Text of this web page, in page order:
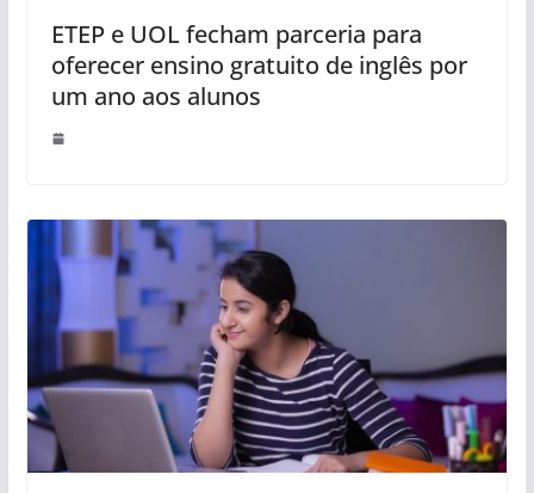
ETEP e UOL fecham parceria para
oferecer ensino gratuito de inglês por
um ano aos alunos